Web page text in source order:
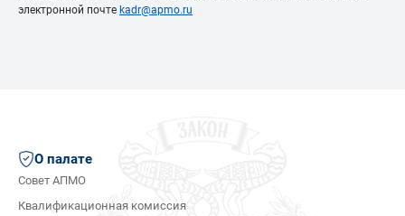
электронной почте kadr@apmo.ru
О палате
Совет АПМО
Квалификационная комиссия